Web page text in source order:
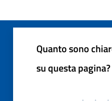
Quanto sono
su questa pagina?